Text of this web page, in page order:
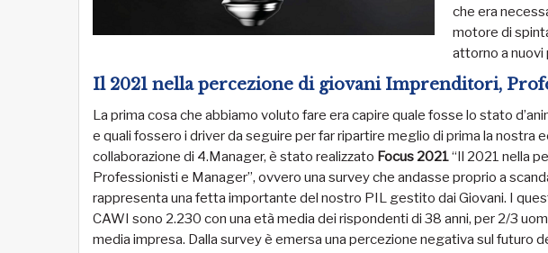
che era
motore di
attorno a nuovi
Il 2021 nella percezione di giovani Imprenditori,
La prima cosa che abbiamo voluto fare era capire quale fosse lo stato
e quali fossero i driver da seguire per far ripartire meglio di prima la nostra
collaborazione di 4.Manager, è stato realizzato Focus 2021“Il 2021 nella
Professionisti e Manager”, ovvero una survey che andasse proprio a
rappresenta una fetta importante del nostro PIL gestito dai Giovani. I
CAWI sono 2.230 con una età media dei rispondenti di 38 anni, per 2/3
media impresa. Dalla survey è emersa una percezione negativa sul futuro